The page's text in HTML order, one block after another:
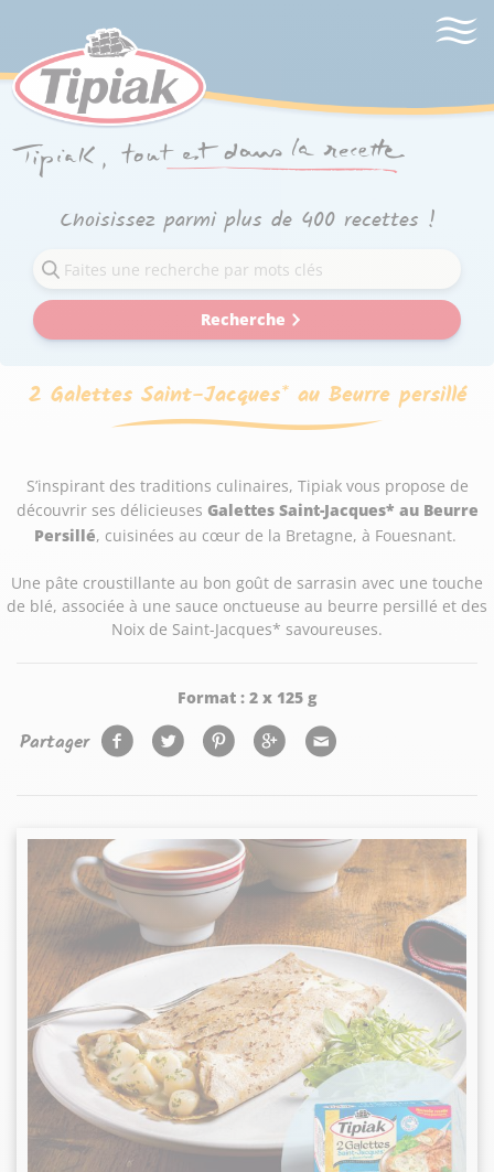
Choisissez parmi plus de 400 recettes !
Recherche
2 Galettes Saint-Jacques* au Beurre persillé
S’inspirant des traditions culinaires, Tipiak vous propose de
découvrir ses délicieuses Galettes Saint-Jacques* au Beurre
Persillé, cuisinées au cœur de la Bretagne, à Fouesnant.
Une pâte croustillante au bon goût de sarrasin avec une touche
de blé, associée à une sauce onctueuse au beurre persillé et des
Noix de Saint-Jacques* savoureuses.
Format : 2 x 125 g
Partager